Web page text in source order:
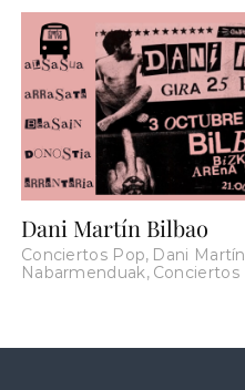
Dani Martín Bilbao
Conciertos Pop, Dani Martín
Nabarmenduak, Conciertos